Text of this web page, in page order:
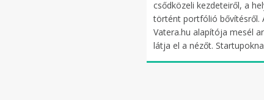
csődközeli kezdeteiről, a
történt portfólió bővítésről.
Vatera.hu alapítója mesél
látja el a nézőt.